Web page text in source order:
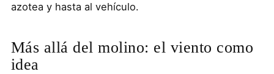
azotea y hasta al vehículo.
Más allá del molino: el viento como
idea